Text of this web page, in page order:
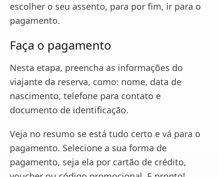
escolher o seu assento, para por fim, ir para o
pagamento.
Faça o pagamento
Nesta etapa, preencha as informações do
viajante da reserva, como: nome, data de
nascimento, telefone para contato e
documento de identificação.
Veja no resumo se está tudo certo e vá para o
pagamento. Selecione a sua forma de
pagamento, seja ela por cartão de crédito,